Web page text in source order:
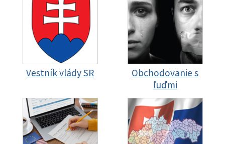
Vestník vlády SR
Obchodovanie s
ľuďmi